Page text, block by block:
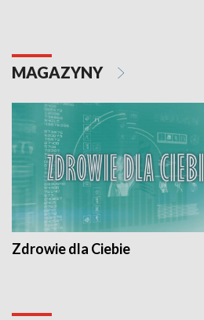
MAGAZYNY
Zdrowie dla Ciebie